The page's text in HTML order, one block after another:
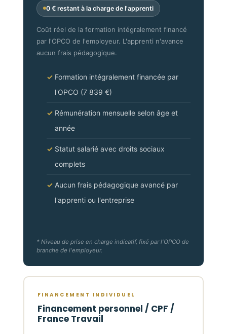
0 € restant à la charge de l'apprenti
Coût réel de la formation intégralement financé
par l'OPCO de l'employeur. L'apprenti n'avance
aucun frais pédagogique.
Formation intégralement financée par
l'OPCO (7 839 €)
Rémunération mensuelle selon âge et
année
Statut salarié avec droits sociaux
complets
Aucun frais pédagogique avancé par
l'apprenti ou l'entreprise
* Niveau de prise en charge indicatif, fixé par l'OPCO de
branche de l'employeur.
FINANCEMENT INDIVIDUEL
Financement personnel / CPF /
France Travail